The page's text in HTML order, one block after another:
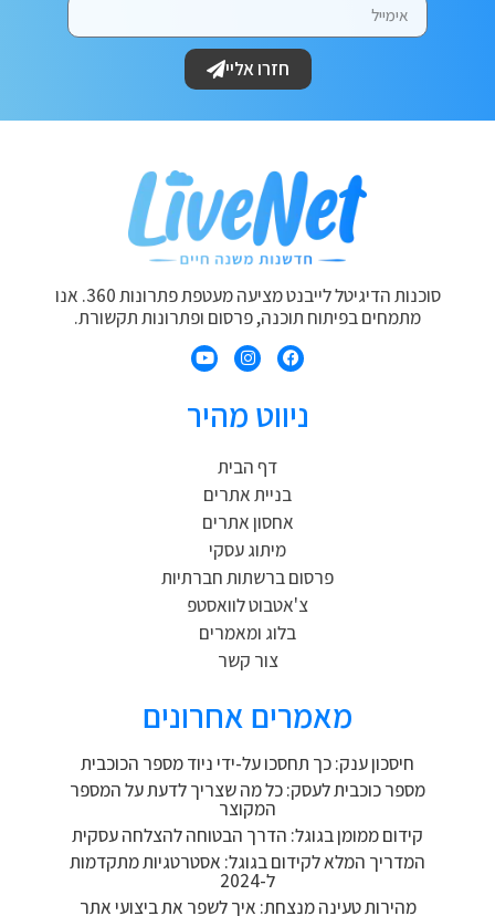
חזרו אליי
סוכנות הדיגיטל לייבנט מציעה מעטפת פתרונות 360. אנו
מתמחים בפיתוח תוכנה, פרסום ופתרונות תקשורת.
ניווט מהיר
דף הבית
בניית אתרים
אחסון אתרים
מיתוג עסקי
פרסום ברשתות חברתיות
צ'אטבוט לוואסטפ
בלוג ומאמרים
צור קשר
מאמרים אחרונים
חיסכון ענק: כך תחסכו על-ידי ניוד מספר הכוכבית
מספר כוכבית לעסק: כל מה שצריך לדעת על המספר
המקוצר
קידום ממומן בגוגל: הדרך הבטוחה להצלחה עסקית
המדריך המלא לקידום בגוגל: אסטרטגיות מתקדמות
ל-2024
מהירות טעינה מנצחת: איך לשפר את ביצועי אתר